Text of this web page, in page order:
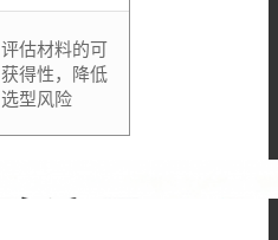
评估材料的可
获得性，降低
选型风险